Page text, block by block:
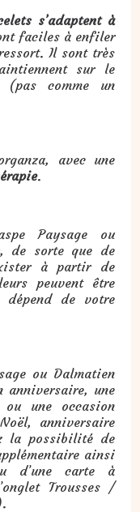
s’adaptent à
faciles à enfiler
Il sont très
sur le
comme un
avec une
.
Paysage ou
, de sorte que de
à partir de
peuvent être
dépend de votre
ou Dalmatien
anniversaire, une
une occasion
anniversaire
la possibilité de
ainsi
d’une carte à
Trousses /